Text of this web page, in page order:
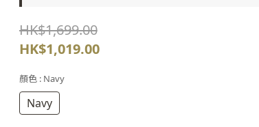
HK$1,699.00
HK$1,019.00
顏色 : Navy
Navy